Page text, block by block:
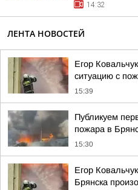
14:32
ЛЕНТА НОВОСТЕЙ
Егор
ситуацию с
15:39
Публикуем
пожара в
15:30
Егор
Брянска